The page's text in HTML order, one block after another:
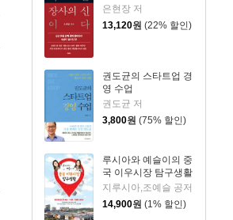
은현장 저
13,120원 (22% 할인)
권도균의 스타트업 경
영 수업
권도균 저
3,800원 (75% 할인)
루시아와 예슬이의 중
국 이우시장 탐구생활
지루시아,조예슬 공저
14,900원 (1% 할인)